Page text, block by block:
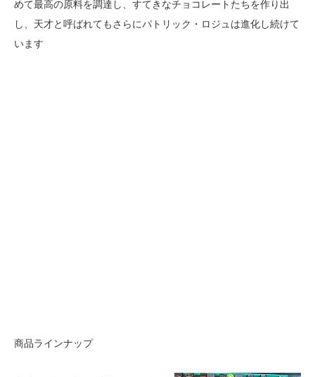
めて最高の原料を調達し、すてきなチョコレートたちを作り出
し、天才と呼ばれてもさらにパトリック・ロジュは進化し続けて
います
商品ラインナップ